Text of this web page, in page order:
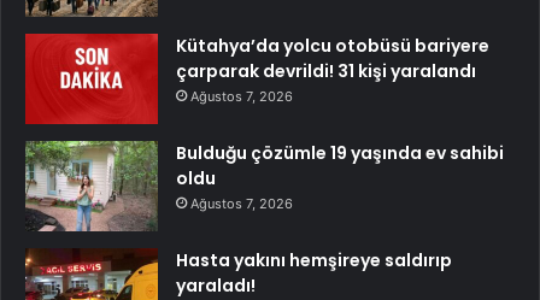
Kütahya’da yolcu otobüsü bariyere
çarparak devrildi! 31 kişi yaralandı
Ağustos 7, 2026
Bulduğu çözümle 19 yaşında ev sahibi
oldu
Ağustos 7, 2026
Hasta yakını hemşireye saldırıp
yaraladı!